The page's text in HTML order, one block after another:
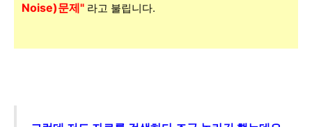
Noise)문제" 라고 불립니다.